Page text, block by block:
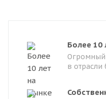
Более 10
в отрасли